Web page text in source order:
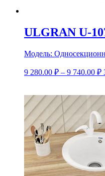
ULGRAN U-
Модель:
9 280.00 ₽ – 9 740.00 ₽